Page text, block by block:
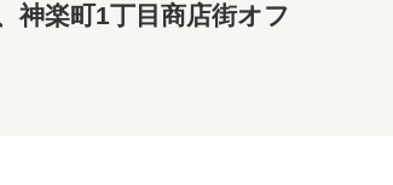
神楽町1丁目商店街オフ